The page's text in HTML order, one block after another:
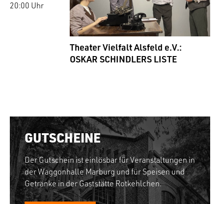
20:00 Uhr
Theater Vielfalt Alsfeld e.V.:
OSKAR SCHINDLERS LISTE
GUTSCHEINE
Der Gutschein ist einlösbar für Veranstaltungen in
der Waggonhalle Marburg und für Speisen und
Getränke in der Gaststätte Rotkehlchen.